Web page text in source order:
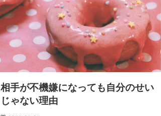
相手が不機嫌になっても自分のせい
じゃない理由